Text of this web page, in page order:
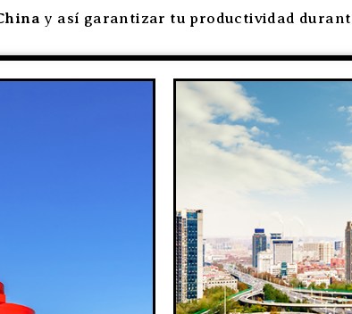
y así garantizar tu productividad